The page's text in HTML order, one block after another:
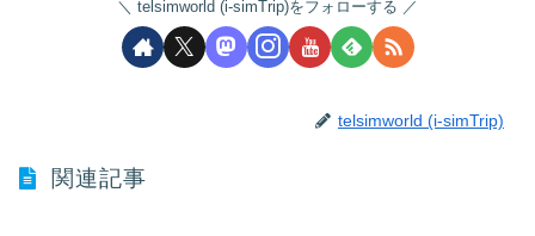
telsimworld (i-simTrip)をフォローする
telsimworld (i-simTrip)
関連記事